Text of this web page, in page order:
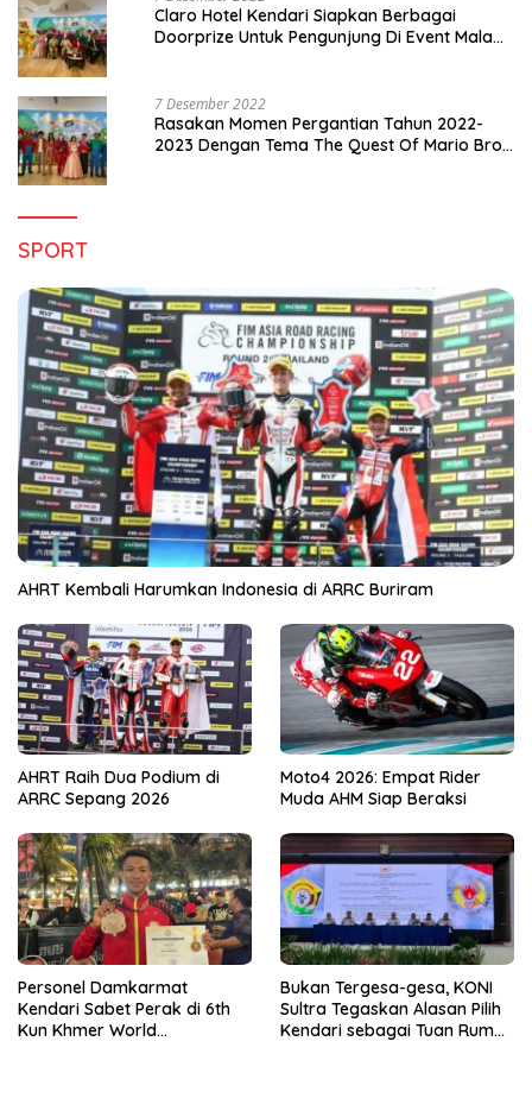
Claro Hotel Kendari Siapkan Berbagai
Doorprize Untuk Pengunjung Di Event Malam
7 Desember 2022
Rasakan Momen Pergantian Tahun 2022-
2023 Dengan Tema The Quest Of Mario Bros
SPORT
AHRT Kembali Harumkan Indonesia di ARRC Buriram
AHRT Raih Dua Podium di
ARRC Sepang 2026
Moto4 2026: Empat Rider
Muda AHM Siap Beraksi
Personel Damkarmat
Kendari Sabet Perak di 6th
Kun Khmer World
Bukan Tergesa-gesa, KONI
Sultra Tegaskan Alasan Pilih
Kendari sebagai Tuan Rumah